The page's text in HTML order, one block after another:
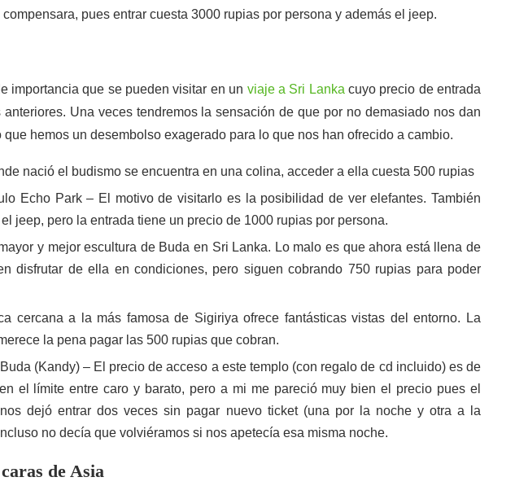
pues entrar cuesta 3000 rupias por persona y además el jeep.
importancia que se pueden visitar en un viaje a Sri Lanka cuyo precio de entrada
Una veces tendremos la sensación de que por no demasiado nos dan
que hemos un desembolso exagerado para lo que nos han ofrecido a cambio.
nació el budismo se encuentra en una colina, acceder a ella cuesta 500 rupias
Echo Park – El motivo de visitarlo es la posibilidad de ver elefantes. También
jeep, pero la entrada tiene un precio de 1000 rupias por persona.
y mejor escultura de Buda en Sri Lanka. Lo malo es que ahora está llena de
disfrutar de ella en condiciones, pero siguen cobrando 750 rupias para poder
cercana a la más famosa de Sigiriya ofrece fantásticas vistas del entorno. La
la pena pagar las 500 rupias que cobran.
(Kandy) – El precio de acceso a este templo (con regalo de cd incluido) es de
el límite entre caro y barato, pero a mi me pareció muy bien el precio pues el
dejó entrar dos veces sin pagar nuevo ticket (una por la noche y otra a la
no decía que volviéramos si nos apetecía esa misma noche.